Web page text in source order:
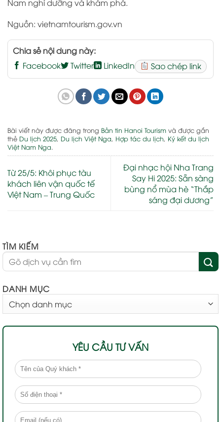
Nam nghỉ dưỡng và khám phá.
Nguồn: vietnamtourism.gov.vn
Chia sẻ nội dung này:
Facebook
Twitter LinkedIn Sao chép link
Bài viết này được đăng trong Bản tin Hanoi Tourism và được gắn
thẻ Du lịch 2025, Du lịch Việt Nga, Hợp tác du lịch, Ký kết du lịch
Việt Nam Nga.
Từ 25/5: Khôi phục tàu
khách liên vận quốc tế
Việt Nam – Trung Quốc
Đại nhạc hội Nha Trang
Say Hi 2025: Sẵn sàng
bùng nổ mùa hè “Thắp
sáng đại dương”
TÌM KIẾM
DANH MỤC
MỤC
YÊU CẦU TƯ VẤN